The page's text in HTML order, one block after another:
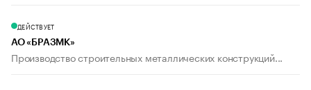
ДЕЙСТВУЕТ
АО «БРАЗМК»
Производство строительных металлических конструкций...